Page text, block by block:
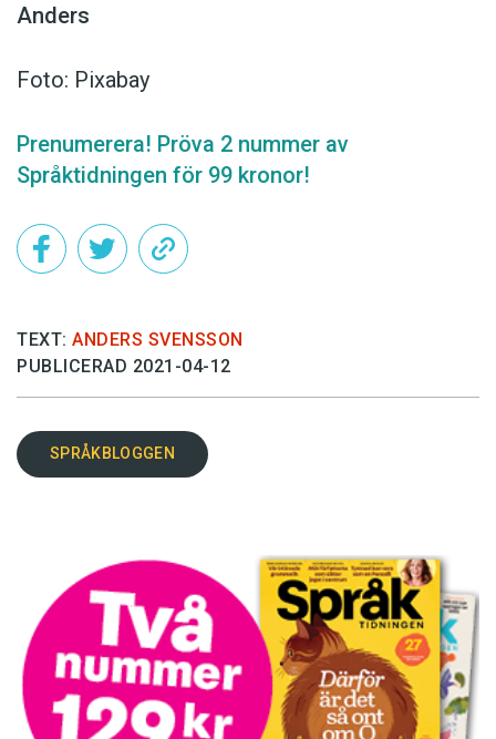
Anders
Foto: Pixabay
Prenumerera! Pröva 2 nummer av
Språktidningen för 99 kronor!
TEXT: ANDERS SVENSSON
PUBLICERAD 2021-04-12
SPRÅKBLOGGEN